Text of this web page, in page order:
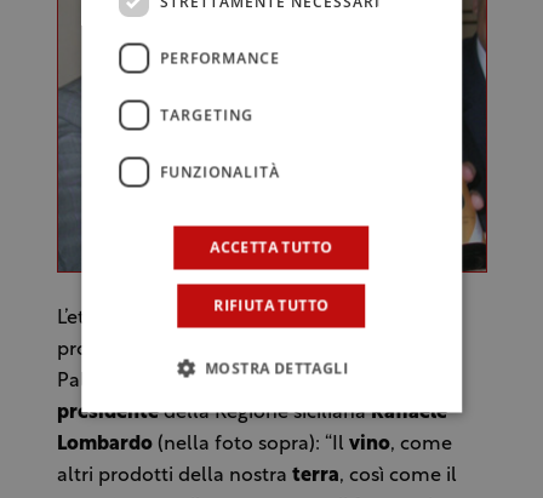
L’etichetta (ultima tappa che concretizza un
progetto) ‘selezione speciale Expo incontra
Palermo’, è stata molto apprezzata dal
presidentedella Regione sicilianaRaffaele
Lombardo (nella foto sopra): “Il vino, come
altri prodotti della nostra terra, così come il
PERFORMANCE
TARGETING
FUNZIONALITÀ
ACCETTA TUTTO
RIFIUTA TUTTO
MOSTRA DETTAGLI